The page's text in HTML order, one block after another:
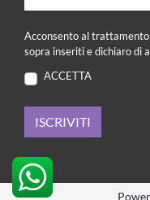
Acconsento al
sopra inseriti e dichiaro di
ACCETTA